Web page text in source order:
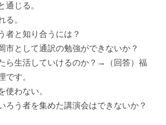
通じる。
る。
者と知り合うには？
市として通訳の勉強ができないか？
ら生活していけるのか？→（回答）福
です。
使わない。
ろう者を集めた講演会はできないか？